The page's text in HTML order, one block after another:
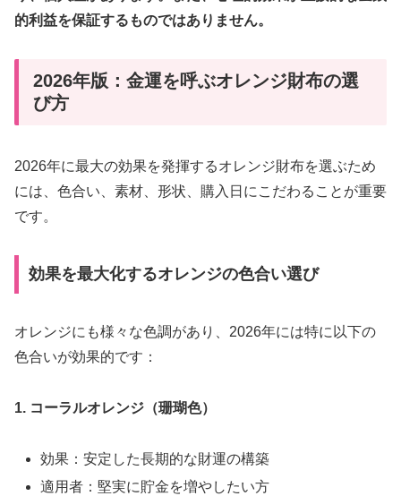
的利益を保証するものではありません。
2026年版：金運を呼ぶオレンジ財布の選
び方
2026年に最大の効果を発揮するオレンジ財布を選ぶため
には、色合い、素材、形状、購入日にこだわることが重要
です。
効果を最大化するオレンジの色合い選び
オレンジにも様々な色調があり、2026年には特に以下の
色合いが効果的です：
1. コーラルオレンジ（珊瑚色）
効果：安定した長期的な財運の構築
適用者：堅実に貯金を増やしたい方